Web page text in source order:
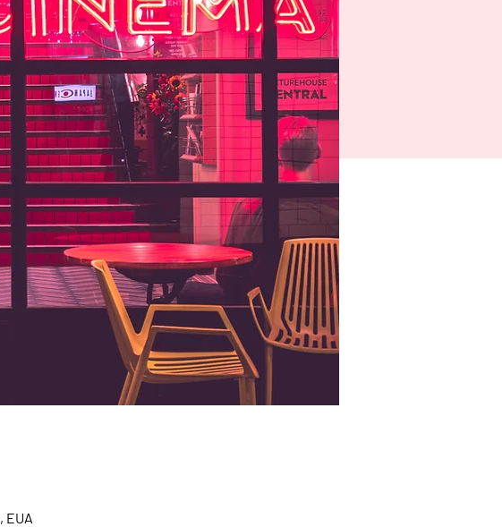
EUA